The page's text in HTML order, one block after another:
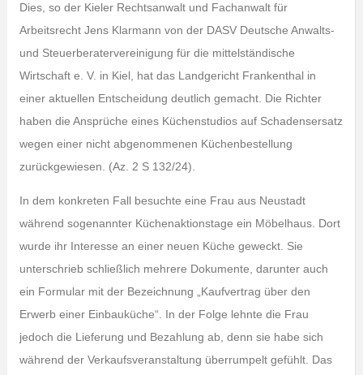
Dies, so der Kieler Rechtsanwalt und Fachanwalt für
Arbeitsrecht Jens Klarmann von der DASV Deutsche Anwalts-
und Steuerberatervereinigung für die mittelständische
Wirtschaft e. V. in Kiel, hat das Landgericht Frankenthal in
einer aktuellen Entscheidung deutlich gemacht. Die Richter
haben die Ansprüche eines Küchenstudios auf Schadensersatz
wegen einer nicht abgenommenen Küchenbestellung
zurückgewiesen. (Az. 2 S 132/24).
In dem konkreten Fall besuchte eine Frau aus Neustadt
während sogenannter Küchenaktionstage ein Möbelhaus. Dort
wurde ihr Interesse an einer neuen Küche geweckt. Sie
unterschrieb schließlich mehrere Dokumente, darunter auch
ein Formular mit der Bezeichnung „Kaufvertrag über den
Erwerb einer Einbauküche“. In der Folge lehnte die Frau
jedoch die Lieferung und Bezahlung ab, denn sie habe sich
während der Verkaufsveranstaltung überrumpelt gefühlt. Das